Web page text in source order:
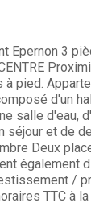
Epernon 3
à pied.
d'un
salle d'eau,
séjour et de
Deux
également
/
TTC à la